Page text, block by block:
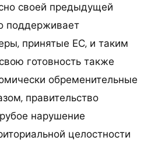
своей предыдущей
поддерживает
принятые ЕС, и таким
готовность также
обременительные
правительство
нарушение
целостности